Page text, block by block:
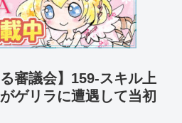
審議会】159-スキル上
ゲリラに遭遇して当初